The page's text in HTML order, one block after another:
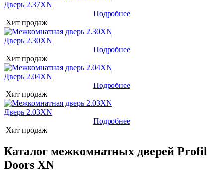
Дверь 2.37XN
Подробнее
Хит продаж
Дверь 2.30XN
Подробнее
Хит продаж
Дверь 2.04XN
Подробнее
Хит продаж
Дверь 2.03XN
Подробнее
Хит продаж
Каталог межкомнатных дверей Profil
Doors XN